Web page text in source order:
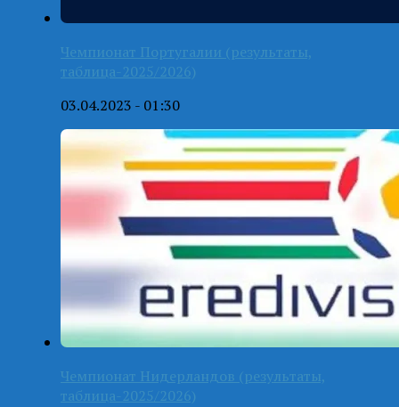
Чемпионат Португалии (результаты,
таблица-2025/2026)
03.04.2023 - 01:30
Чемпионат Нидерландов (результаты,
таблица-2025/2026)